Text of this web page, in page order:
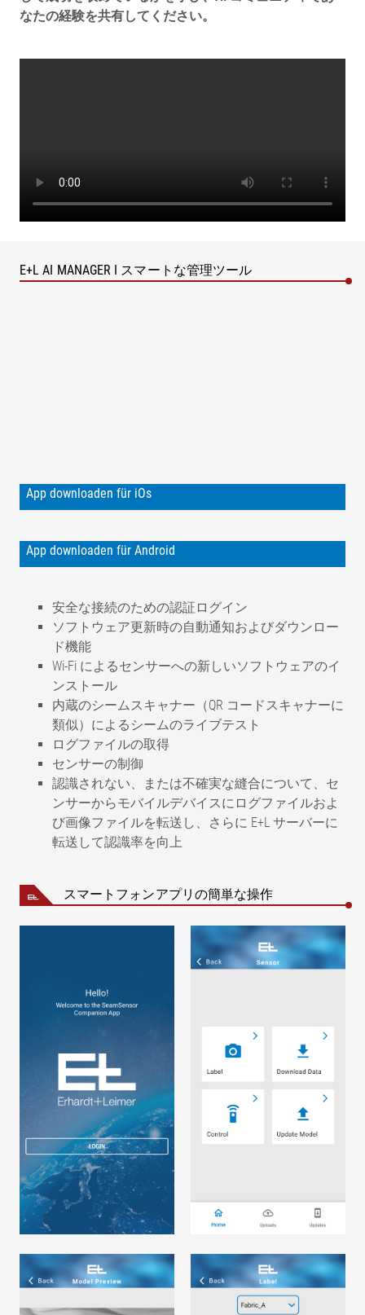
なたの経験を共有してください。
E+L AI MANAGER I スマートな管理ツール
App downloaden für iOs
App downloaden für Android
安全な接続のための認証ログイン
ソフトウェア更新時の自動通知およびダウンロー
ド機能
Wi-Fi によるセンサーへの新しいソフトウェアのイ
ンストール
内蔵のシームスキャナー（QR コードスキャナーに
類似）によるシームのライブテスト
ログファイルの取得
センサーの制御
認識されない、または不確実な縫合について、セ
ンサーからモバイルデバイスにログファイルおよ
び画像ファイルを転送し、さらに E+L サーバーに
転送して認識率を向上
スマートフォンアプリの簡単な操作